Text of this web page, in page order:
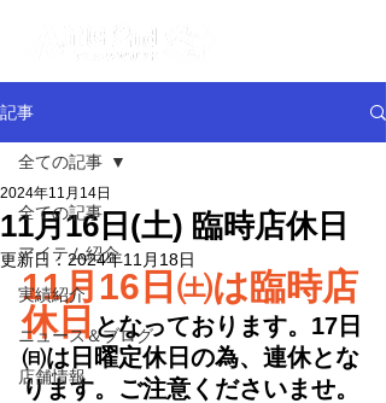
記事
全ての記事
アイテム紹介
実績紹介
ニュース＆ブログ
店舗情報
全ての記事
11月16日(土) 臨時店休日
2024年11月14日
更新日：2024年11月18日
11月16日㈯は臨時店
休日となっております。17日
㈰は日曜定休日の為、連休とな
ります。ご注意くださいませ。